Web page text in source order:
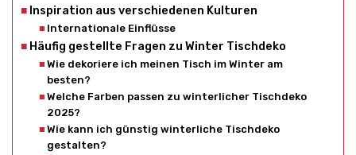
Inspiration aus verschiedenen Kulturen
Internationale Einflüsse
Häufig gestellte Fragen zu Winter Tischdeko
Wie dekoriere ich meinen Tisch im Winter am
besten?
Welche Farben passen zu winterlicher Tischdeko
2025?
Wie kann ich günstig winterliche Tischdeko
gestalten?